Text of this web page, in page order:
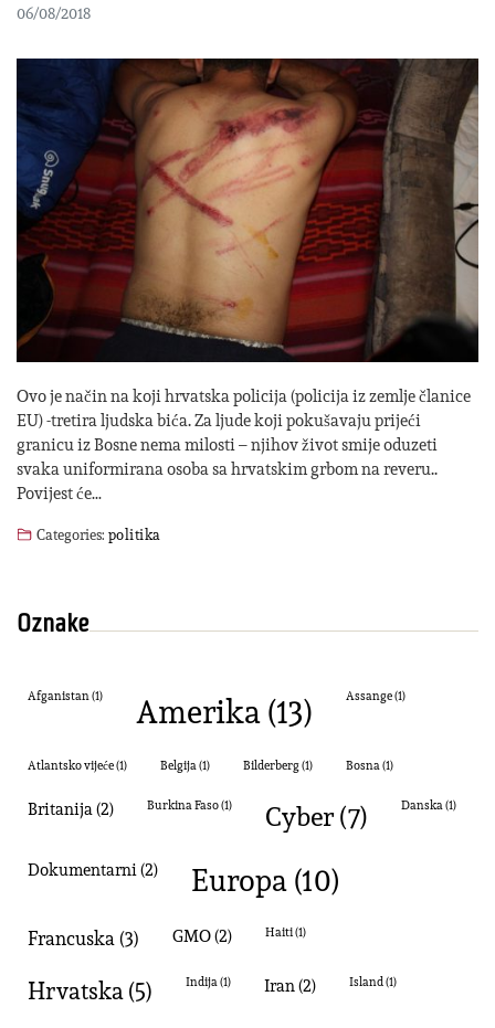
06/08/2018
Ovo je način na koji hrvatska policija (policija iz zemlje članice
EU) -tretira ljudska bića. Za ljude koji pokušavaju prijeći
granicu iz Bosne nema milosti – njihov život smije oduzeti
svaka uniformirana osoba sa hrvatskim grbom na reveru..
Povijest će…
Categories:politika
Oznake
Afganistan(1) Amerika(13) Assange(1)
Atlantsko vijeće(1) Belgija(1) Bilderberg(1) Bosna(1)
Britanija(2) Burkina Faso(1) cyber(7) Danska(1)
dokumentarni(2) Europa(10)
Francuska(3) GMO(2) Haiti(1)
Hrvatska(5) Indija(1) Iran(2) Island(1)